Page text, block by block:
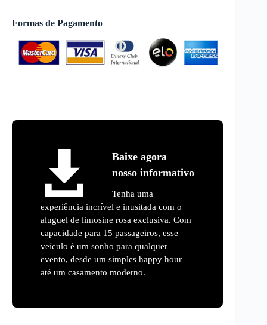
Formas de Pagamento
Baixe agora
nosso informativo
Tenha uma
experiência incrível e inusitada com o
aluguel de limosine rosa exclusiva. Com
capacidade para 15 passageiros, esse
veículo é um sonho para qualquer
evento, desde um simples happy hour
até um casamento moderno.